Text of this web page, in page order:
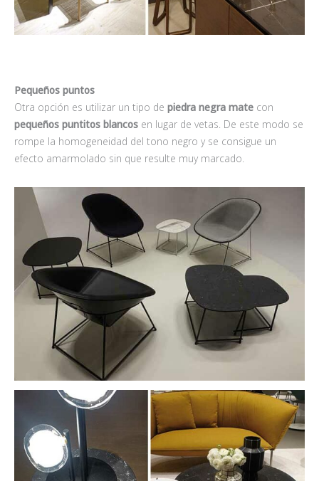
Pequeños puntos
Otra opción es utilizar un tipo de piedra negra mate con
pequeños puntitos blancos en lugar de vetas. De este modo se
rompe la homogeneidad del tono negro y se consigue un
efecto amarmolado sin que resulte muy marcado.